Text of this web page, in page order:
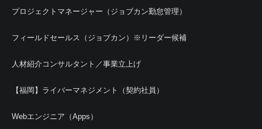
プロジェクトマネージャー（ジョブカン勤怠管理）
フィールドセールス（ジョブカン）※リーダー候補
人材紹介コンサルタント／事業立上げ
【福岡】ライバーマネジメント（契約社員）
Webエンジニア（Apps）